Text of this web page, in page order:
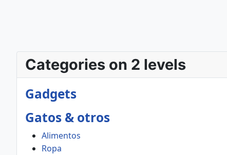
Categories on 2 levels
Gadgets
Gatos & otros
Alimentos
Ropa